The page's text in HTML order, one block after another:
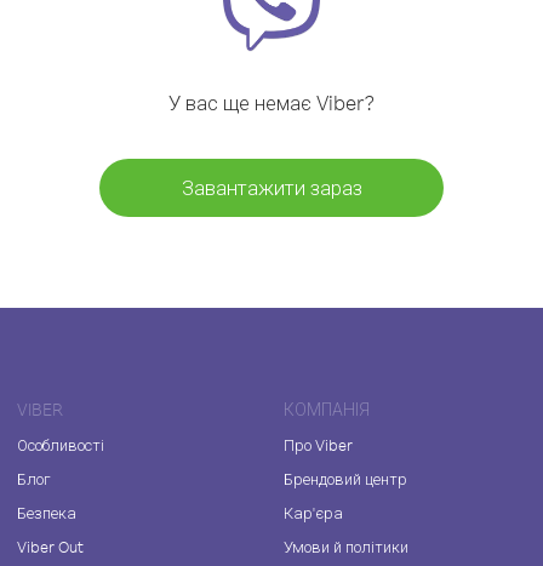
У вас ще немає Viber?
Завантажити зараз
VIBER
Особливості
Блог
Безпека
Viber Out
КОМПАНІЯ
Про Viber
Брендовий центр
Кар'єра
Умови й політики